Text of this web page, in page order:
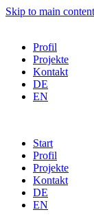
Skip to main content
Profil
Projekte
Kontakt
DE
EN
Start
Profil
Projekte
Kontakt
DE
EN